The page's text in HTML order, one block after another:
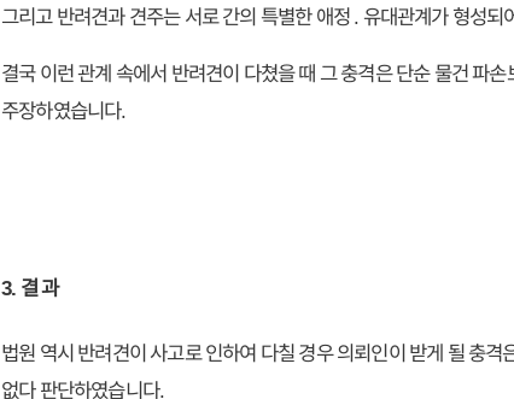
그리고 반려견과 견주는 서로 간의 특별한 애정 . 유대관계가 형성
결국 이런 관계 속에서 반려견이 다쳤을 때 그 충격은 단순 물건 파
주장하였습니다.
3. 결 과
법원 역시 반려견이 사고로 인하여 다칠 경우 의뢰인이 받게 될 충
없다 판단하였습니다.